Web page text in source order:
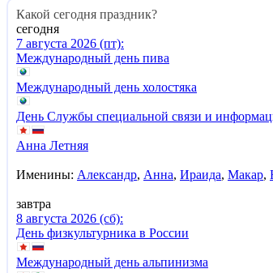
Какой сегодня праздник?
сегодня
7 августа 2026 (пт):
Международный день пива
Международный день холостяка
День Службы специальной связи и
Анна Летняя
Именины: Александр, Анна, Ираида, Макар,
завтра
8 августа 2026 (сб):
День физкультурника в России
Международный день альпинизма